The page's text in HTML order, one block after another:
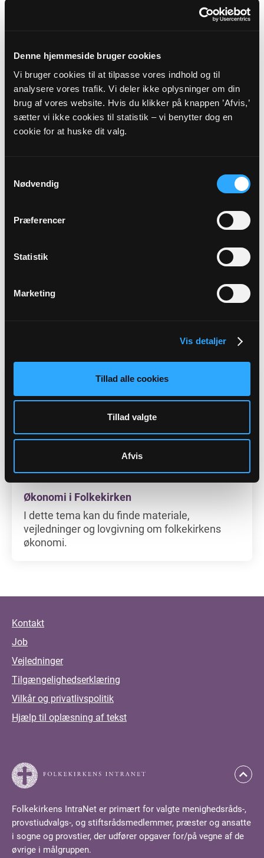
Denne hjemmeside bruger cookies
Vi bruger cookies til at tilpasse vores indhold og til
analysere vores trafik. Vi deler ikke oplysninger om din
brug af vores website. Hvis du klikker på knappen ’Afvis,’
sætter vi ikke cookies til statistik – vi benytter dog en
cookie for at huske dit valg.
Nødvendig
Præferencer
Statistik
Marketing
Vis detaljer
Tillad alle cookies
Tillad valgte
Afvis
Ny og opdateret formålskontoplan for 2026, hvor
ændringen er en tilføjelse af formål 1400, hvor der
samarbejder med vedtægt men uden selvstændigt
cvr. nummer.
Det kan f.eks. være et samarbejde omkring en
Skoletjeneste. De deltagende menighedsråd der
"betaler" for at være med debiterer konto 1400, og
hovedsagelig tale om uddybende forklaringer, men
brugen af det nye anlægsskema.
433010/433020. Disse konti skal anvendes til at
mere vejledning til denne del sammen med
anlægsskemaet, når det frigives af leverandøren.
Økonomi i Folkekirken
I dette tema kan du finde materiale,
vejledninger og lovgivning om folkekirkens
økonomi.
Kontakt
Job
Vejledninger
Tilgængelighedserklæring
Vilkår og privatlivspolitik
Hjælp til oplæsning af tekst
Folkekirkens IntraNet er primært for valgte menighedsråds-,
provstiudvalgs-, og stiftsrådsmedlemmer, præster og ansatte
i sogne og provstier, der udfører opgaver for/på vegne af de
øvrige i målgruppen.